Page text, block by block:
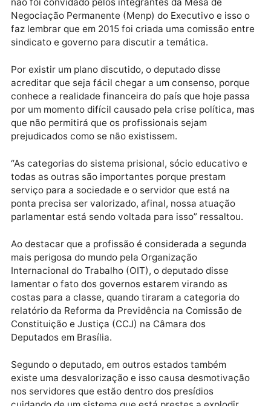
aumentou”, declarou o deputado.
Anderson disse que está apoiando o Singeperon nas
conversações junto ao governo do Estado, pois
de encerrado o prazo de 60 dias, uma proposta deve
ser fechada para que o Plano de Carreira seja
encaminhado para votação na Assembleia
Porém, relata que até o momento o sindicado, ainda,
não foi convidado pelos integrantes da Mesa de
faz lembrar que em 2015 foi criada uma comissão
sindicato e governo para discutir a temática.
Por existir um plano discutido, o deputado disse
conhece a realidade financeira do país que hoje
por um momento difícil causado pela crise política,
que não permitirá que os profissionais sejam
prejudicados como se não existissem.
“As categorias do sistema prisional, sócio educativo
todas as outras são importantes porque prestam
serviço para a sociedade e o servidor que está na
ponta precisa ser valorizado, afinal, nossa atuação
parlamentar está sendo voltada para isso” ressaltou.